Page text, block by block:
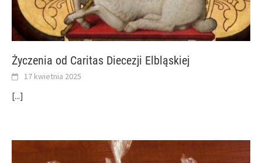
Życzenia od Caritas Diecezji Elbląskiej
17 kwietnia 2025
[...]